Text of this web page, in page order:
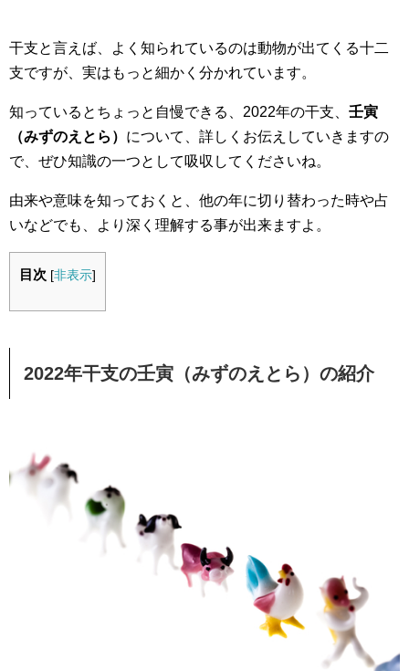
干支と言えば、よく知られているのは動物が出てくる十二
支ですが、実はもっと細かく分かれています。
知っているとちょっと自慢できる、2022年の干支、 壬寅
（みずのえとら） について、詳しくお伝えしていきますの
で、ぜひ知識の一つとして吸収してくださいね。
由来や意味を知っておくと、他の年に切り替わった時や占
いなどでも、より深く理解する事が出来ますよ。
目次 [非表示]
2022年干支の壬寅（みずのえとら）の紹介